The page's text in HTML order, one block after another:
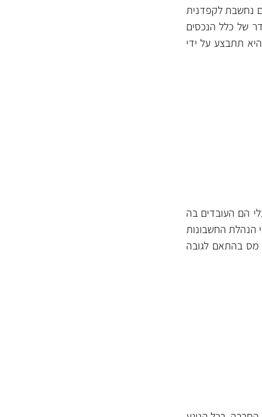
נחשבת לקפדנית
של כלל הנכסים
תתבצע על ידי
הם העובדים בה
הנהלת החשבונות
מס בהתאם לגובה